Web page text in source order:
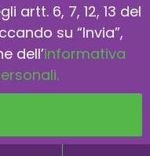
artt. 6, 7, 12, 13 del
su “Invia”,
dell’informativa